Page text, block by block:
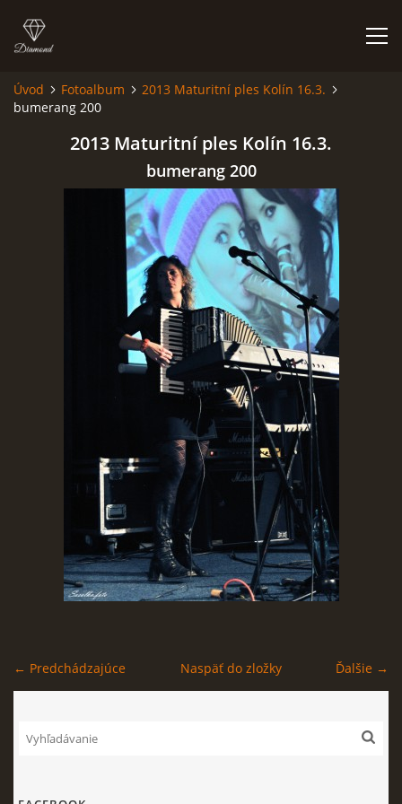
FOTOALBUM
Kapela BUMERANG
Poříčany okr. Kolín
+420 724 629 042
kapelabumerang@gmail.com
© 2026 eStránky.cz |Tisk|Hore ↑
Úvod Fotoalbum
2013 Maturitní ples Kolín 16.3.
bumerang 200
2013 Maturitní ples Kolín 16.3.
bumerang 200
← Predchádzajúce Ďalšie →
Naspäť do zložky